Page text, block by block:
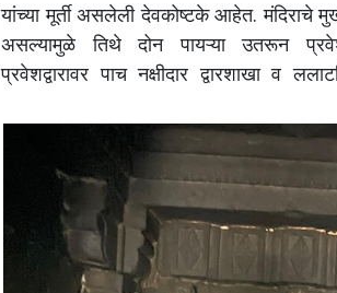
यांच्या मूर्ती असलेली देवकोष्टके आहेत. मंदिराचे
असल्यामुळे तिथे दोन पायऱ्या उतरून
प्रवेशद्वारावर पाच नक्षीदार द्वारशाखा व